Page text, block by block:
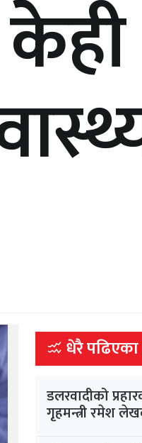
धेरै पढिएका
डलरवादीको
गृहमन्त्री रमेश